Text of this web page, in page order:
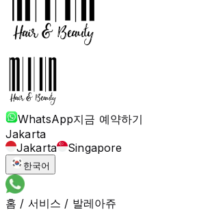
WhatsApp지금 예약하기
Jakarta
Jakarta
Singapore
한국어
홈 / 서비스 / 발레아쥬